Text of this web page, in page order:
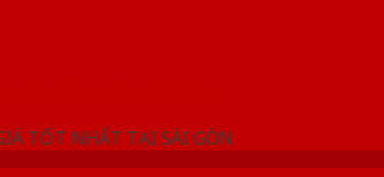
TỐT NHẤT TẠI SÀI GÒN